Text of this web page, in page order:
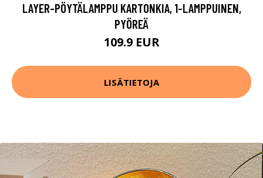
LAYER-PÖYTÄLAMPPU KARTONKIA, 1-LAMPPUINEN,
PYÖREÄ
109.9 EUR
LISÄTIETOJA